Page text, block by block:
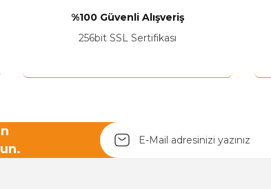
%100 Güvenli Alışveriş
256bit SSL Sertifikası